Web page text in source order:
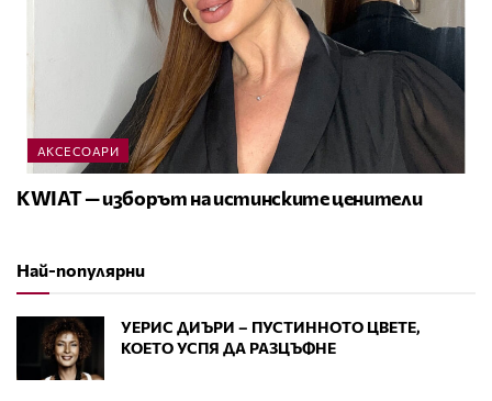
АКСЕСОАРИ
KWIAT — изборът на истинските ценители
Най-популярни
УЕРИС ДИЪРИ – ПУСТИННОТО ЦВЕТЕ,
КОЕТО УСПЯ ДА РАЗЦЪФНЕ